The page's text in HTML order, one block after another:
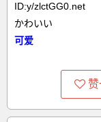
ID:y/zlctGG0.net
かわいい
可爱